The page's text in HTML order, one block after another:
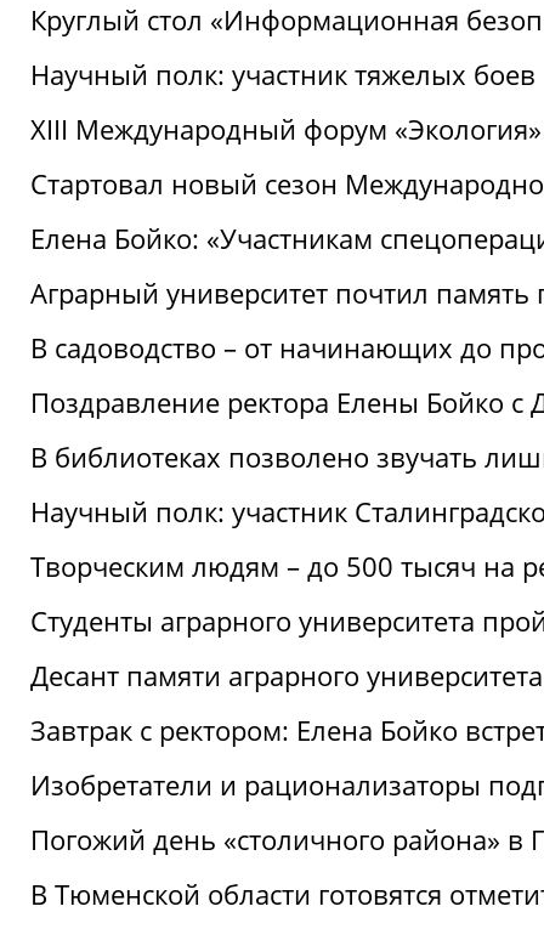
Круглый стол «Информационная
Научный полк: участник тяжелых
XIII Международный форум
Стартовал новый сезон
Елена Бойко: «Участникам
Аграрный университет почтил
В садоводство – от начинающих до
Поздравление ректора Елены Бойко
В библиотеках позволено звучать
Научный полк: участник
Творческим людям – до 500 тысяч на
Студенты аграрного университета
Десант памяти аграрного
Завтрак с ректором: Елена Бойко
Изобретатели и рационализаторы
Погожий день «столичного района» в
В Тюменской области готовятся